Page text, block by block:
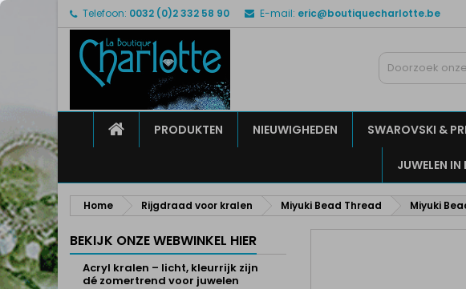
Telefoon: 0032 (0)2 332 58 90 E-mail: eric@boutiquecharlotte.be
HOMEPRODUKTEN NIEUWIGHEDEN SWAROVSKI &
JUWELEN
Home Rijgdraad voor kralen Miyuki Bead Thread Miyuki
BEKIJK ONZE WEBWINKEL HIER
Acryl kralen – licht, kleurrijk zijn
dé zomertrend voor juwelen
Mijn
Maak een lijst
Maak een
Inloggen
U moet ingelogd